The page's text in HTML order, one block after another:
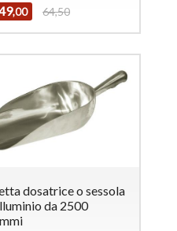
,00 64,50
dosatrice o sessola
da 2500